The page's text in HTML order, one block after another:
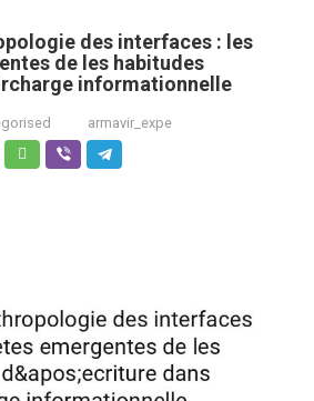
des interfaces : les
de les habitudes
informationnelle
armavir_expe